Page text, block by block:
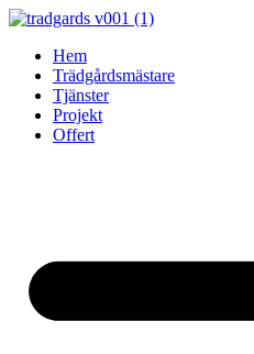
Skip
contentHem
Trädgårdsmästare
Tjänster
Projekt
Offert